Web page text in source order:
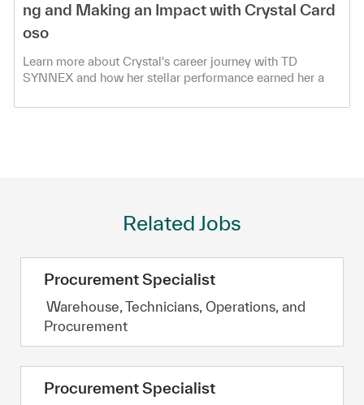
ng and Making an Impact with Crystal Card
oso
Learn more about Crystal's career journey with TD
SYNNEX and how her stellar performance earned her a
Related Jobs
Procurement Specialist
Category
Warehouse, Technicians, Operations, and
Procurement
Procurement Specialist